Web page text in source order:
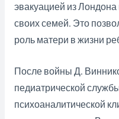
эвакуацией из
своих семей. Это
роль матери в жизни
После войны Д.
педиатрической
психоаналитической